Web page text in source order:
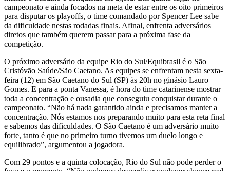
campeonato e ainda focados na meta de estar entre os oito primeiros
para disputar os playoffs, o time comandado por Spencer Lee sabe
da dificuldade nestas rodadas finais. Afinal, enfrenta adversários
diretos que também querem passar para a próxima fase da
competição.
O próximo adversário da equipe Rio do Sul/Equibrasil é o São
Cristóvão Saúde/São Caetano. As equipes se enfrentam nesta sexta-
feira (12) em São Caetano do Sul (SP) às 20h no ginásio Lauro
Gomes. E para a ponta Vanessa, é hora do time catarinense mostrar
toda a concentração e ousadia que conseguiu conquistar durante o
campeonato. “Não há nada garantido ainda e precisamos manter a
concentração. Nós estamos nos preparando muito para esta reta final
e sabemos das dificuldades. O São Caetano é um adversário muito
forte, tanto é que no primeiro turno tivemos um duelo longo e
equilibrado”, argumentou a jogadora.
Com 29 pontos e a quinta colocação, Rio do Sul não pode perder o